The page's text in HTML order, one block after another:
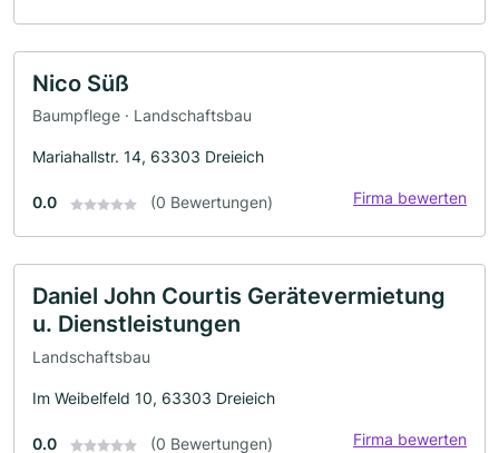
Nico Süß
Baumpflege · Landschaftsbau
Mariahallstr. 14, 63303 Dreieich
0.0 (0 Bewertungen) Firma bewerten
Daniel John Courtis Gerätevermietung
u. Dienstleistungen
Landschaftsbau
Im Weibelfeld 10, 63303 Dreieich
0.0 (0 Bewertungen) Firma bewerten